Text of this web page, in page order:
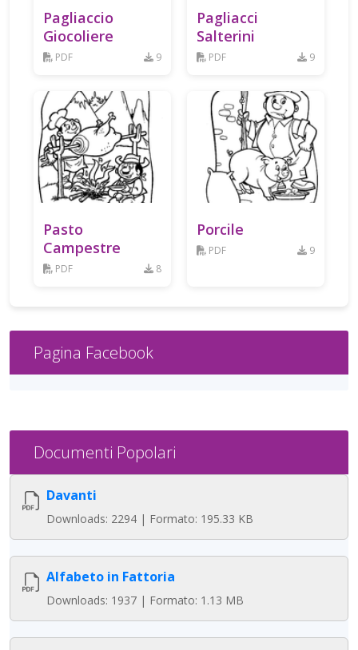
Pagliaccio
Giocoliere
PDF 9
Pagliacci
Salterini
PDF 9
Pasto
Campestre
PDF 8
Porcile
PDF 9
Pagina Facebook
Documenti Popolari
Davanti
Downloads: 2294 | Formato: 195.33 KB
Alfabeto in Fattoria
Downloads: 1937 | Formato: 1.13 MB